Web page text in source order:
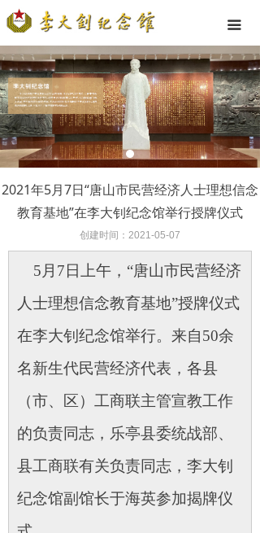
끀
2021年5月7日“唐山市民营经济人士理想信念
教育基地”在李大钊纪念馆举行授牌仪式
创建时间： 2021-05-07
5月7日上午，“唐山市民营经济
人士理想信念教育基地”授牌仪式
在李大钊纪念馆举行。来自50余
名新生代民营经济代表，各县
（市、区）工商联主管宣教工作
的负责同志，乐亭县委统战部、
县工商联有关负责同志，李大钊
纪念馆副馆长于海英参加揭牌仪